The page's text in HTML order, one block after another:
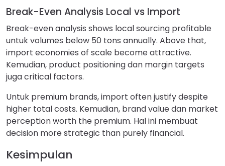
Break-Even Analysis Local vs Import
Break-even analysis shows local sourcing profitable
untuk volumes below 50 tons annually. Above that,
import economies of scale become attractive.
Kemudian, product positioning dan margin targets
juga critical factors.
Untuk premium brands, import often justify despite
higher total costs. Kemudian, brand value dan market
perception worth the premium. Hal ini membuat
decision more strategic than purely financial.
Kesimpulan